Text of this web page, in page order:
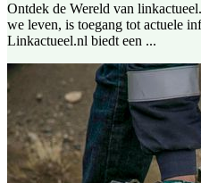
Ontdek de Wereld van
we leven, is toegang tot actuele
Linkactueel.nl biedt een ...